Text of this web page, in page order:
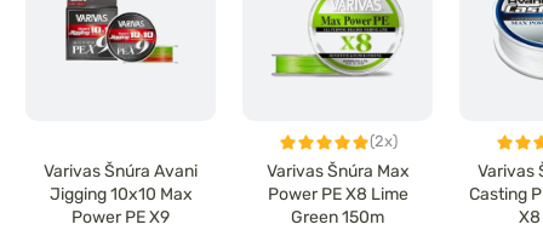
Varivas Šnúra Avani
Jigging 10x10 Max
Power PE X9
(2x)
Varivas Šnúra Max
Power PE X8 Lime
Green 150m
Varivas
Casting